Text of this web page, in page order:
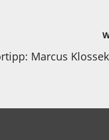
Marcus